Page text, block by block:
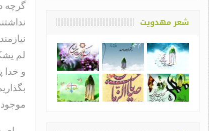
گرچه
لم
و خدا
شعر مهدویت